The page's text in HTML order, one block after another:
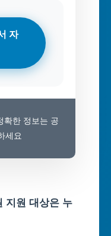
자
확한 정보는 공
세요
지원 대상은 누